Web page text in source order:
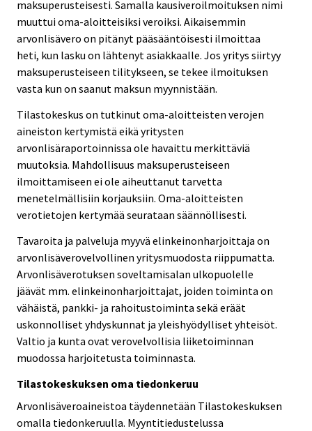
maksuperusteisesti. Samalla kausiveroilmoituksen nimi
muuttui oma-aloitteisiksi veroiksi. Aikaisemmin
arvonlisävero on pitänyt pääsääntöisesti ilmoittaa
heti, kun lasku on lähtenyt asiakkaalle. Jos yritys siirtyy
maksuperusteiseen tilitykseen, se tekee ilmoituksen
vasta kun on saanut maksun myynnistään.
Tilastokeskus on tutkinut oma-aloitteisten verojen
aineiston kertymistä eikä yritysten
arvonlisäraportoinnissa ole havaittu merkittäviä
muutoksia. Mahdollisuus maksuperusteiseen
ilmoittamiseen ei ole aiheuttanut tarvetta
menetelmällisiin korjauksiin. Oma-aloitteisten
verotietojen kertymää seurataan säännöllisesti.
Tavaroita ja palveluja myyvä elinkeinonharjoittaja on
arvonlisäverovelvollinen yritysmuodosta riippumatta.
Arvonlisäverotuksen soveltamisalan ulkopuolelle
jäävät mm. elinkeinonharjoittajat, joiden toiminta on
vähäistä, pankki- ja rahoitustoiminta sekä eräät
uskonnolliset yhdyskunnat ja yleishyödylliset yhteisöt.
Valtio ja kunta ovat verovelvollisia liiketoiminnan
muodossa harjoitetusta toiminnasta.
Tilastokeskuksen oma tiedonkeruu
Arvonlisäveroaineistoa täydennetään Tilastokeskuksen
omalla tiedonkeruulla. Myyntitiedustelussa